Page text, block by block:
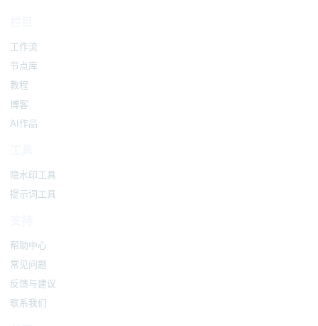
工作流
节点库
教程
博客
AI作品
隐水印工具
提示词工具
帮助中心
常见问题
反馈与建议
联系我们